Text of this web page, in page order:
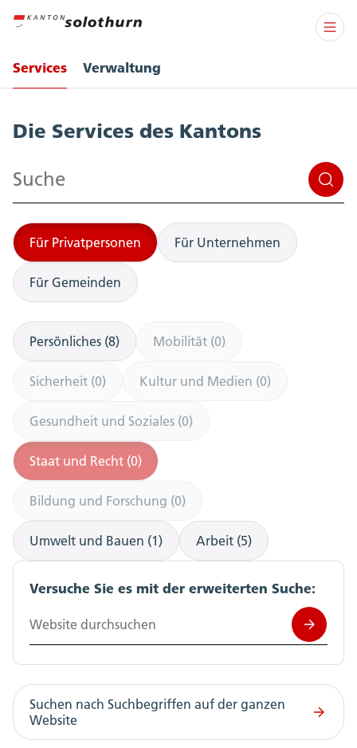
Services Verwaltung
Die Services des Kantons
Suchen
Für Privatpersonen Für Unternehmen
Für Gemeinden
Persönliches (8) Mobilität (0)
Sicherheit (0) Kultur und Medien (0)
Gesundheit und Soziales (0)
Staat und Recht (0)
Bildung und Forschung (0)
Umwelt und Bauen (1) Arbeit (5)
Versuche Sie es mit der erweiterten Suche:
Website durchsuchen
Suchen nach Suchbegriffen auf der ganzen
Website